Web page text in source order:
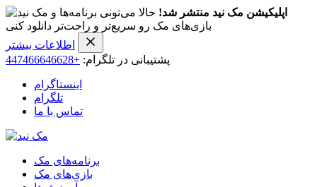
اپلیکیشن مک نید منتشر شد! حالا می‌تونی برنامه‌ها و
بازی‌های مک رو سریع‌تر و راحت‌تر دانلود کنی
اطلاعات بیشتر
پشتیبانی در تلگرام: +447466646628
اینستاگرام
تلگرام
تماس با ما
برنامه‌های مک
بازی‌های مک